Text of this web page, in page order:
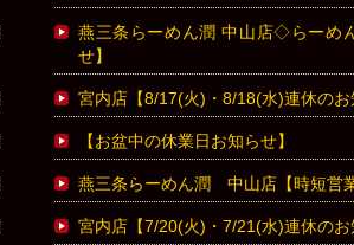
燕三条らーめん潤 中山店◇らーめ
せ】
宮内店【8/17(火)・8/18(水)連休の
【お盆中の休業日お知らせ】
燕三条らーめん潤 中山店【時短営
宮内店【7/20(火)・7/21(水)連休の